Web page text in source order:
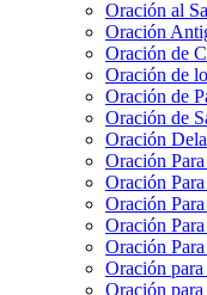
Oración al
Oración
Oración de
Oración de
Oración de
Oración de
Oración
Oración
Oración
Oración
Oración
Oración
Oración
Oración